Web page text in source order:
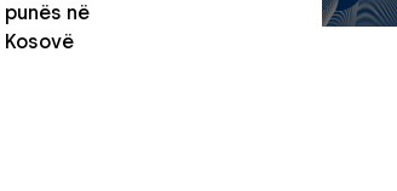
punës në
Kosovë